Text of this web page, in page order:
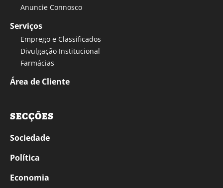
Anuncie Connosco
Serviços
Emprego e Classificados
Divulgação Institucional
Farmácias
Área de Cliente
SECÇÕES
Sociedade
Política
Economia